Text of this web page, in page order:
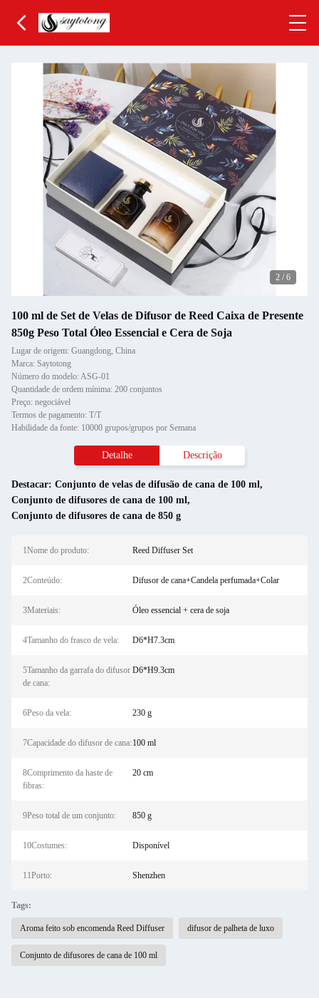
2 / 6
100 ml de Set de Velas de Difusor de Reed Caixa de Presente
850g Peso Total Óleo Essencial e Cera de Soja
Lugar de origem: Guangdong, China
Marca: Saytotong
Número do modelo: ASG-01
Quantidade de ordem mínima: 200 conjuntos
Preço: negociável
Termos de pagamento: T/T
Habilidade da fonte: 10000 grupos/grupos por Semana
Detalhe Descrição
Destacar: Conjunto de velas de difusão de cana de 100 ml,
Conjunto de difusores de cana de 100 ml,
Conjunto de difusores de cana de 850 g
1Nome do produto: Reed Diffuser Set
2Conteúdo: Difusor de cana+Candela perfumada+Colar
3Materiais: Óleo essencial + cera de soja
4Tamanho do frasco de vela: D6*H7.3cm
5Tamanho da garrafa do difusor
de cana:
D6*H9.3cm
6Peso da vela: 230 g
7Capacidade do difusor de cana:100 ml
8Comprimento da haste de
fibras:
20 cm
9Peso total de um conjunto: 850 g
10Costumes: Disponível
11Porto: Shenzhen
Tags:
Aroma feito sob encomenda Reed Diffuser difusor de palheta de luxo
Conjunto de difusores de cana de 100 ml